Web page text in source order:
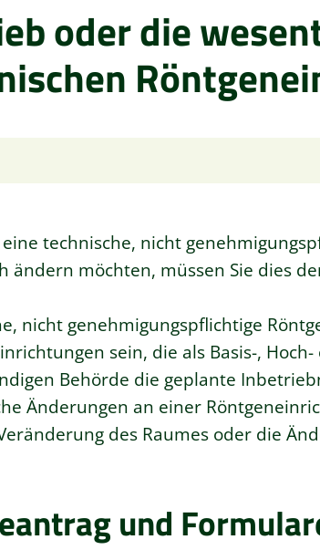
oder die
eine technische, nicht
ändern möchten, müssen Sie dies
nicht genehmigungspflichtige
sein, die als Basis-,
Behörde die geplante
Änderungen an einer
des Raumes oder die
und